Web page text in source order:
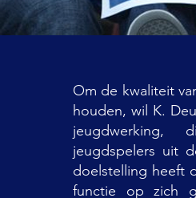
Om de kwaliteit
houden, wil K.
jeugdwerking,
jeugdspelers uit
doelstelling heeft
functie op zich